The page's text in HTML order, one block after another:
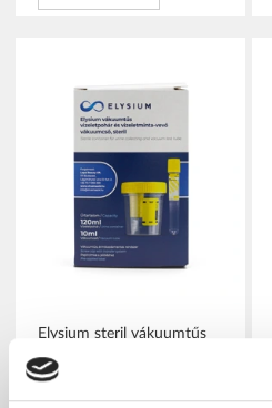
Elysium steril vákuumtűs
vizeletgyűjtő pohár és
vizeletminta-vevő